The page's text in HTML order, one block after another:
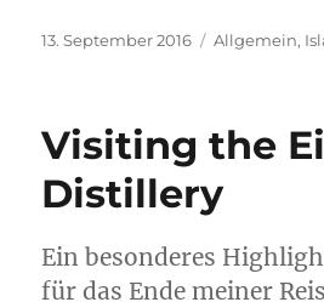
Veröffentlicht
13. September 2016 Kategorien
Allgemein,
Visiting the
Distillery
Ein besonderes
für das Ende meiner